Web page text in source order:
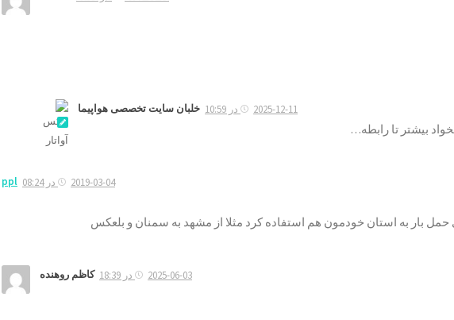
خلبان سایت تخصصی هواپیما 2025-12-11 در 10:59
بیشتر تا رابطه…
ppl 2019-03-04 در 08:24
کاظم روهنده 2025-06-03 در 18:39